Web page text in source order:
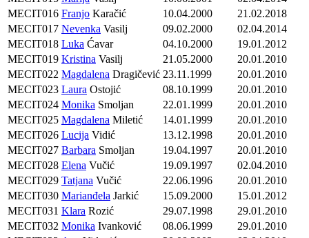
MECIT016 Franjo Karačić 10.04.2000
21.02.2018
MECIT017 Nevenka Vasilj 09.02.2000
02.04.2014
MECIT018 Luka Ćavar 04.10.2000
19.01.2012
MECIT019 Kristina Vasilj 21.05.2000
20.01.2010
MECIT022 Magdalena Dragičević 23.11.1999
20.01.2010
MECIT023 Laura Ostojić 08.10.1999
20.01.2010
MECIT024 Monika Smoljan 22.01.1999
20.01.2010
MECIT025 Magdalena Miletić 14.01.1999
20.01.2010
MECIT026 Lucija Vidić 13.12.1998
20.01.2010
MECIT027 Barbara Smoljan 19.04.1997
20.01.2010
MECIT028 Elena Vučić 19.09.1997
02.04.2010
MECIT029 Tatjana Vučić 22.06.1996
20.01.2010
MECIT030 Marianđela Jarkić 15.09.2000
15.01.2012
MECIT031 Klara Rozić 29.07.1998
29.01.2010
MECIT032 Monika Ivanković 08.06.1999
29.01.2010